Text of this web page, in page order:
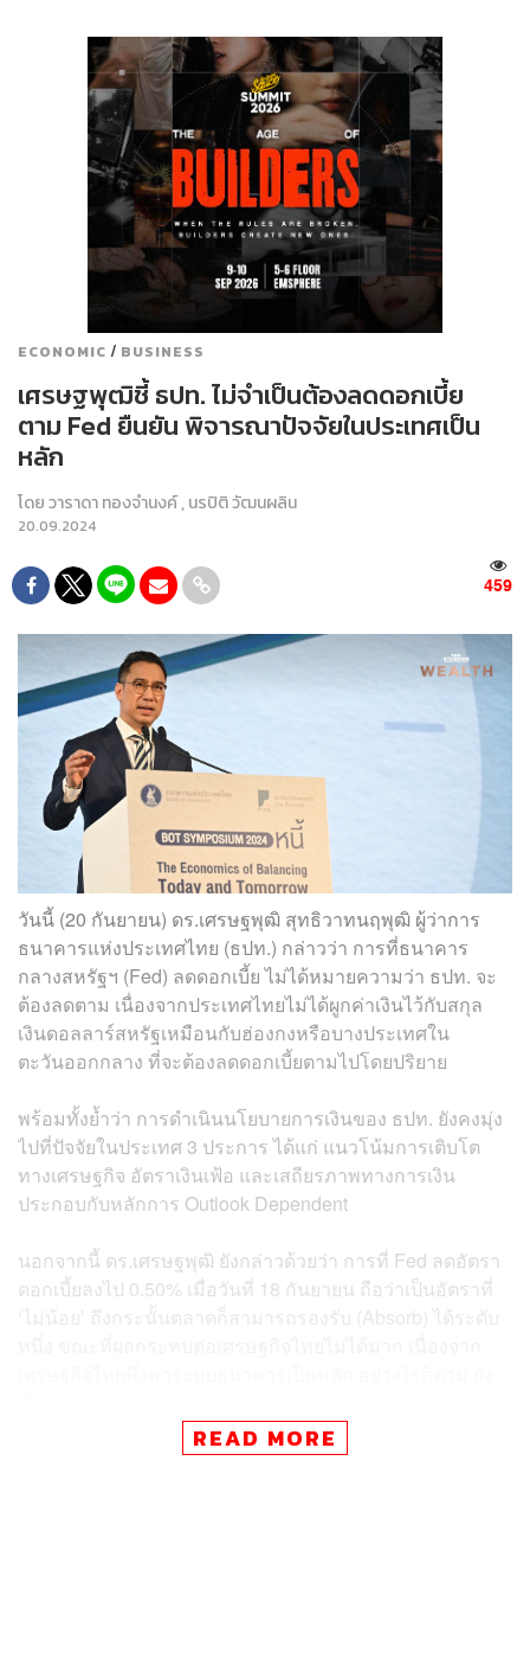
ECONOMIC / BUSINESS
เศรษฐพุฒิชี้ ธปท. ไม่จำเป็นต้องลดดอกเบี้ย
ตาม Fed ยืนยัน พิจารณาปัจจัยในประเทศเป็น
หลัก
โดยวาราดา ทองจำนงค์, นรปิติ วัฒนผลิน
20.09.2024
459
วันนี้ (20 กันยายน) ดร.เศรษฐพุฒิ สุทธิวาทนฤพุฒิ ผู้ว่าการ
ธนาคารแห่งประเทศไทย (ธปท.) กล่าวว่า การที่ธนาคาร
กลางสหรัฐฯ (Fed) ลดดอกเบี้ย ไม่ได้หมายความว่า ธปท. จะ
ต้องลดตาม เนื่องจากประเทศไทยไม่ได้ผูกค่าเงินไว้กับสกุล
เงินดอลลาร์สหรัฐเหมือนกับฮ่องกงหรือบางประเทศใน
ตะวันออกกลาง ที่จะต้องลดดอกเบี้ยตามไปโดยปริยาย
พร้อมทั้งย้ำว่า การดำเนินนโยบายการเงินของ ธปท. ยังคงมุ่ง
ไปที่ปัจจัยในประเทศ 3 ประการ ได้แก่ แนวโน้มการเติบโต
ทางเศรษฐกิจ อัตราเงินเฟ้อ และเสถียรภาพทางการเงิน
ประกอบกับหลักการ Outlook Dependent
นอกจากนี้ ดร.เศรษฐพุฒิ ยังกล่าวด้วยว่า การที่ Fed ลดอัตรา
ดอกเบี้ยลงไป 0.50% เมื่อวันที่ 18 กันยายน ถือว่าเป็นอัตราที่
‘ไม่น้อย’ ถึงกระนั้นตลาดก็สามารถรองรับ (Absorb) ได้ระดับ
ดอลลาร์สหรัฐบ้าง ท่ามกลางราคาทองคำที่เพิ่มขึ้น
READ MORE